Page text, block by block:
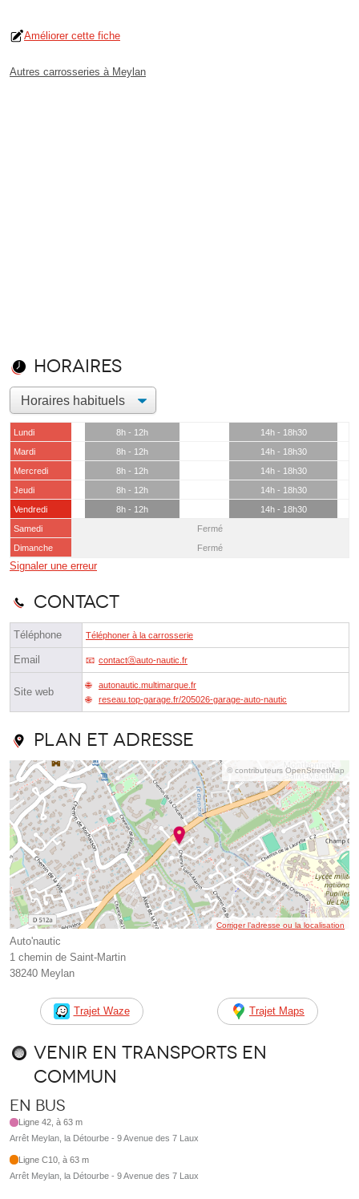
Améliorer cette fiche
Autres carrosseries à Meylan
Horaires
Lundi 8h - 12h
14h - 18h30
Mardi
8h - 12h
14h - 18h30
Mercredi
8h - 12h
14h - 18h30
Jeudi
8h - 12h
14h - 18h30
Vendredi
8h - 12h
14h - 18h30
Samedi
Fermé
Dimanche
Fermé
Signaler une erreur
Contact
Téléphone Téléphoner à la carrosserie
Email contactⓐauto-nautic.fr
Site web
autonautic.multimarque.fr
reseau.top-garage.fr/205026-garage-auto-nautic
Plan et adresse
© contributeurs OpenStreetMap
Corriger l’adresse ou la localisation
Auto'nautic
1 chemin de Saint-Martin
38240 Meylan
Trajet Waze Trajet Maps
Venir en transports en
commun
En bus
Ligne 42, à 63 m
Arrêt Meylan, la Détourbe - 9 Avenue des 7 Laux
Ligne C10, à 63 m
Arrêt Meylan, la Détourbe - 9 Avenue des 7 Laux